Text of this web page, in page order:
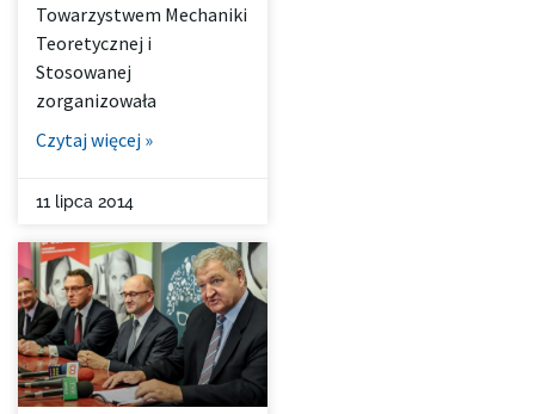
Towarzystwem Mechaniki
Teoretycznej i
Stosowanej
zorganizowała
Czytaj więcej »
11 lipca 2014